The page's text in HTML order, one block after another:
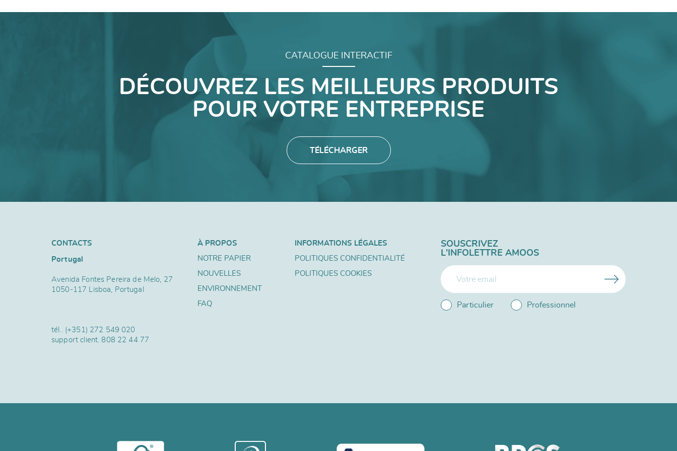
CATALOGUE INTERACTIF
DÉCOUVREZ LES MEILLEURS PRODUITS
POUR VOTRE ENTREPRISE
TÉLÉCHARGER
CONTACTS
Portugal
Avenida Fontes Pereira de Melo, 27
1050-117 Lisboa, Portugal
tél.. (+351) 272 549 020
support client.808 22 44 77
À PROPOS
NOTRE PAPIER
NOUVELLES
ENVIRONNEMENT
FAQ
INFORMATIONS LÉGALES
POLITIQUES CONFIDENTIALITÉ
POLITIQUES COOKIES
SOUSCRIVEZ
L'INFOLETTRE AMOOS
Particulier Professionnel